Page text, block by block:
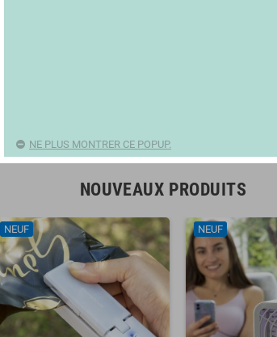
NOUVEAUX PRODUITS
NEUF NEUF
NE PLUS MONTRER CE POPUP.